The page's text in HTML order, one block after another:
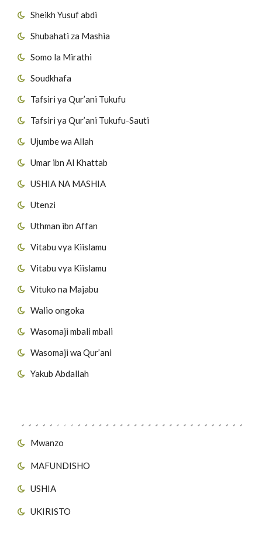
Sheikh Yusuf abdi
Shubahati za Mashia
Somo la Mirathi
Soudkhafa
Tafsiri ya Qur’ani Tukufu
Tafsiri ya Qur’ani Tukufu-Sauti
Ujumbe wa Allah
Umar ibn Al Khattab
USHIA NA MASHIA
Utenzi
Uthman ibn Affan
Vitabu vya Kiislamu
Vitabu vya Kiislamu
Vituko na Majabu
Walio ongoka
Wasomaji mbali mbali
Wasomaji wa Qur’ani
Yakub Abdallah
Mwanzo
MAFUNDISHO
USHIA
UKIRISTO